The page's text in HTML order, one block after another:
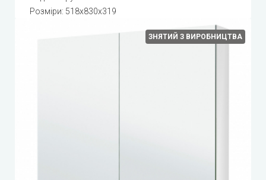
Розміри: 518x830x319
ЗНЯТИЙ З ВИРОБНИЦТВА